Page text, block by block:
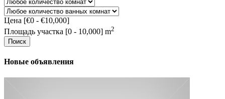
Цена [€0 - €10,000]
Площадь участка [0 - 10,000] m2
Поиск
Новые объявления